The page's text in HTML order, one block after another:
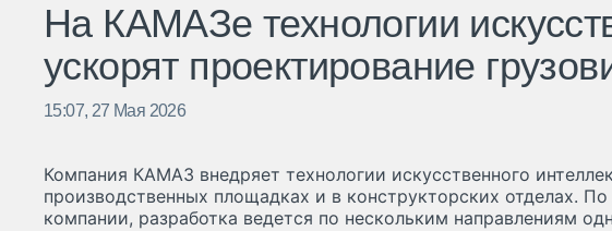
На КАМАЗе технологии
ускорят проектирование
15:07, 27 Мая 2026
Компания КАМАЗ внедряет технологии искусственного
производственных площадках и в конструкторских отделах.
компании, разработка ведется по нескольким направлениям